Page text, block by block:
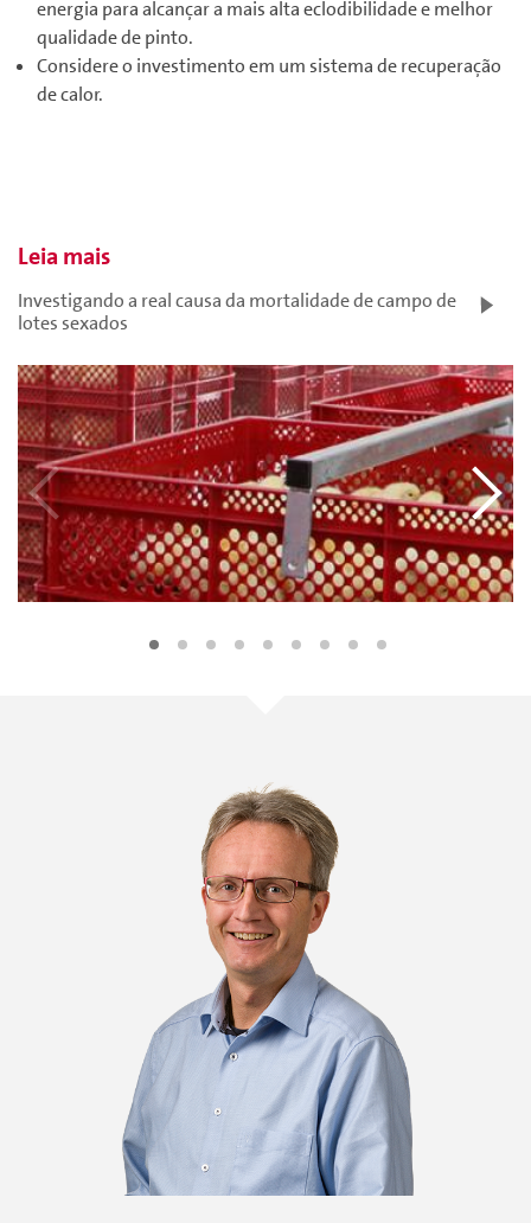
energia para alcançar a mais alta eclodibilidade e melhor
qualidade de pinto.
Considere o investimento em um sistema de recuperação
de calor.
Leia mais
Investigando a real causa da mortalidade de campo de
lotes sexados